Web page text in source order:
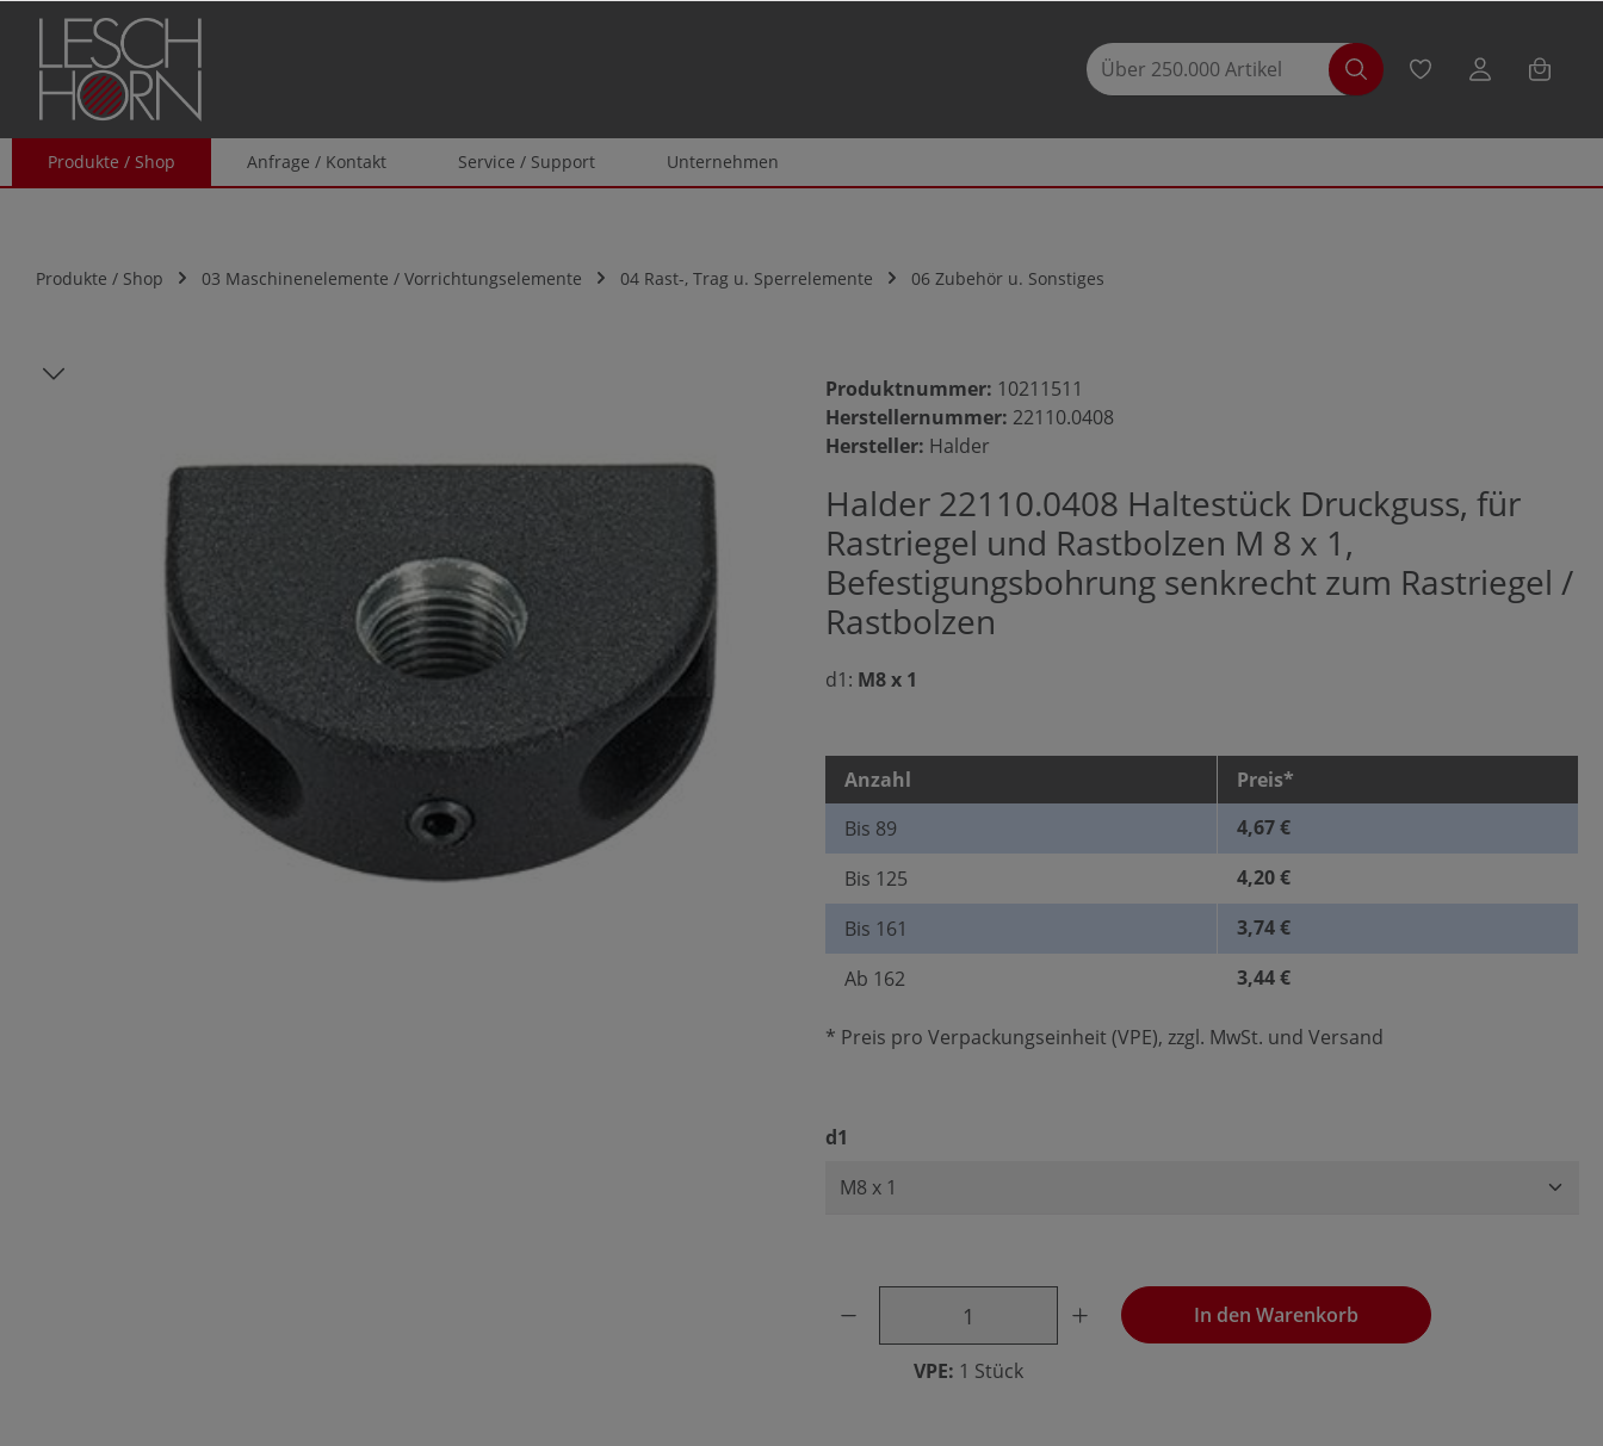
Zur Hauptnavigation springen
Produkte / Shop Anfrage / Kontakt Service / Support Unternehmen
Produkte / Shop 03 Maschinenelemente / Vorrichtungselemente 04 Rast-, Trag u. Sperrelemente 06 Zubehör u. Sonstiges
Bildergalerie überspringen Produktnummer: 10211511
Herstellernummer: 22110.0408
Hersteller: Halder
Halder 22110.0408 Haltestück Druckguss, für
Rastriegel und Rastbolzen M 8 x 1,
Befestigungsbohrung senkrecht zum Rastriegel /
Rastbolzen
d1: M8 x 1
Anzahl
Preis*
Bis 89
4,67 €
Bis 125
4,20 €
Bis 161
3,74 €
Ab 162 3,44 €
* Preis pro Verpackungseinheit (VPE), zzgl. MwSt. und Versand
d1
Produkt Anzahl: Gib den gewünschten Wert ein oder benutze die Schaltflächen, um
VPE: 1 Stück
In den Warenkorb